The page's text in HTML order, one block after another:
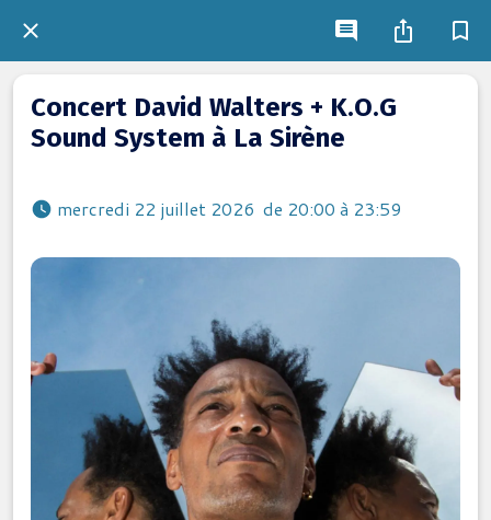
Concert David Walters + K.O.G
Sound System à La Sirène
mercredi 22 juillet 2026  de 20:00 à 23:59